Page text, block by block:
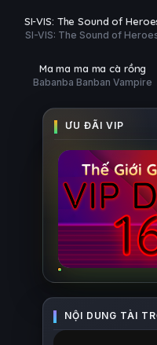
HD
SI-VIS: The Sound of
SI-VIS: The Sound of
tất (12/12)
Ma ma ma ma cà rồng
Babanba Banban Vampire